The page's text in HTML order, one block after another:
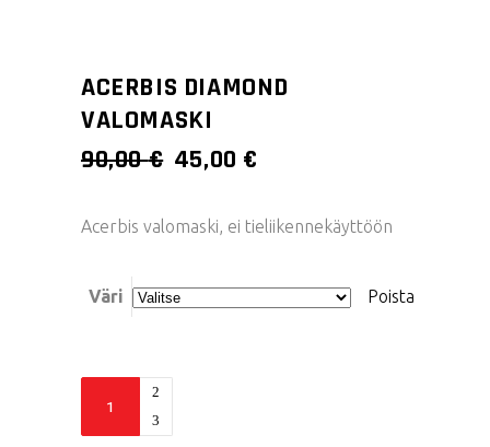
ACERBIS DIAMOND
VALOMASKI
90,00€ ALKUPERÄINEN
OLI:
90,00 €.
45,00 €
ON:
45,00 €.
Acerbis valomaski, ei tieliikennekäyttöön
Väri Poista